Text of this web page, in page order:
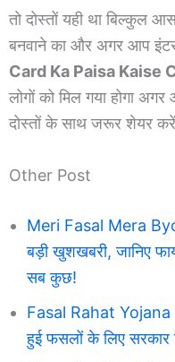
तो दोस्तों यही था बिल्कुल
बनवाने का और अगर आप
Card Ka Paisa Kaise
लोगों को मिल गया होगा
दोस्तों के साथ जरूर शेयर करें
Other Post
Meri Fasal Mera
बड़ी खुशखबरी, जानिए
सब कुछ!
Fasal Rahat Yojana
हुई फसलों के लिए सरकार